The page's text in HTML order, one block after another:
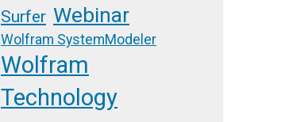
Surfer Webinar
Wolfram SystemModeler
Wolfram
Technology